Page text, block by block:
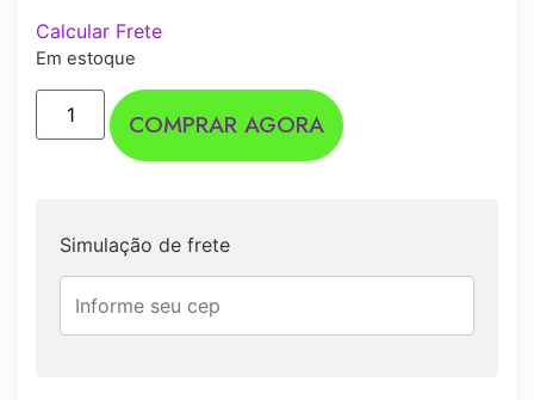
Calcular Frete
Em estoque
COMPRAR AGORA
Simulação de frete